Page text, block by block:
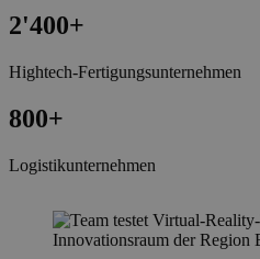
2'400+
Hightech-Fertigungsunternehmen
800+
Logistikunternehmen